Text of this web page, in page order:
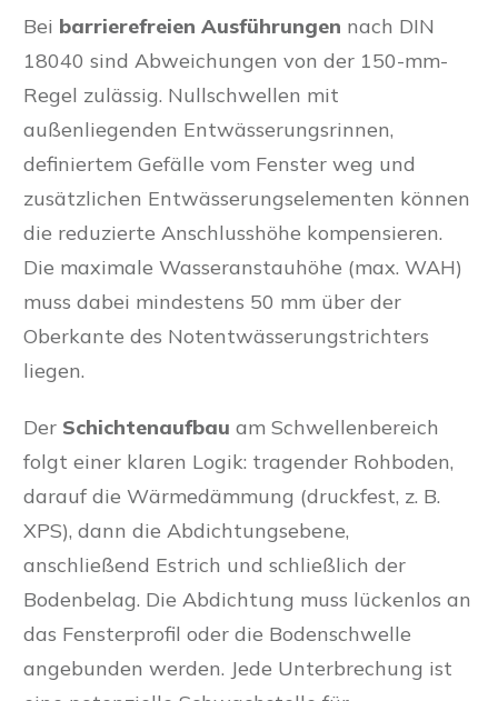
Bei barrierefreien Ausführungen nach DIN
18040 sind Abweichungen von der 150-mm-
Regel zulässig. Nullschwellen mit
außenliegenden Entwässerungsrinnen,
definiertem Gefälle vom Fenster weg und
zusätzlichen Entwässerungselementen können
die reduzierte Anschlusshöhe kompensieren.
Die maximale Wasseranstauhöhe (max. WAH)
muss dabei mindestens 50 mm über der
Oberkante des Notentwässerungstrichters
liegen.
Der Schichtenaufbau am Schwellenbereich
folgt einer klaren Logik: tragender Rohboden,
darauf die Wärmedämmung (druckfest, z. B.
XPS), dann die Abdichtungsebene,
anschließend Estrich und schließlich der
Bodenbelag. Die Abdichtung muss lückenlos an
das Fensterprofil oder die Bodenschwelle
angebunden werden. Jede Unterbrechung ist